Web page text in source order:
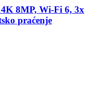
8MP, Wi-Fi 6, 3x
praćenje